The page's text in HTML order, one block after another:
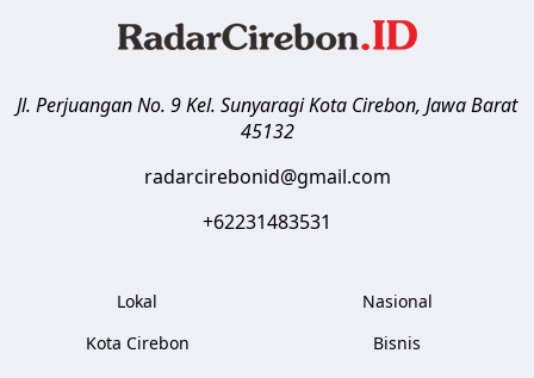
Jl. Perjuangan No. 9 Kel. SunyaragiKota Cirebon, Jawa Barat
45132
radarcirebonid@gmail.com
+62231483531
Lokal
Kota Cirebon
Nasional
Bisnis